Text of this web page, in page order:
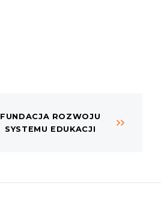
FUNDACJA ROZWOJU
SYSTEMU EDUKACJI